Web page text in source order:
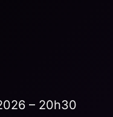
– 20h30